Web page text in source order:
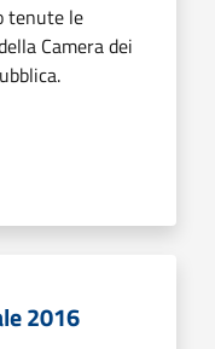
tenute le
Camera dei
2016